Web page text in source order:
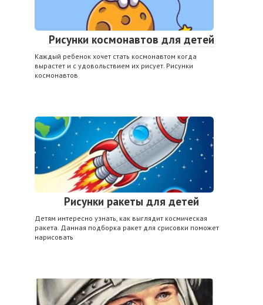
Рисунки космонавтов для детей
Каждый ребенок хочет стать космонавтом когда
вырастет и с удовольствием их рисует. Рисунки
космонавтов
Рисунки ракеты для детей
Детям интересно узнать, как выглядит космическая
ракета. Данная подборка ракет для срисовки поможет
нарисовать